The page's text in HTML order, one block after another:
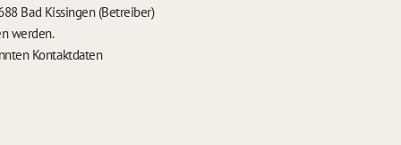
Bad Kissingen (Betreiber)
werden.
Kontaktdaten